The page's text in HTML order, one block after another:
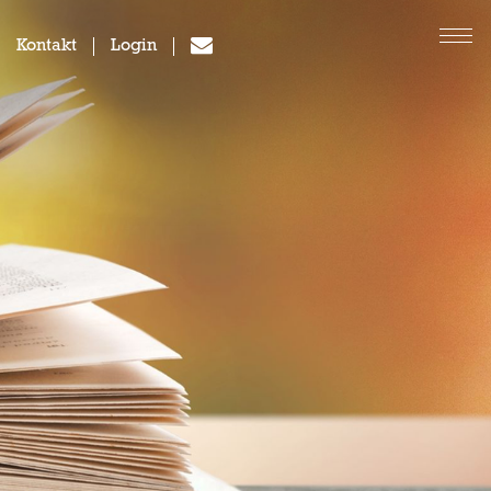
Kontakt Login